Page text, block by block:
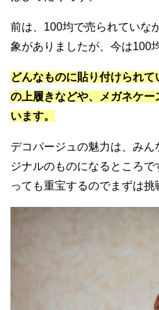
前は、100均で売られていな
象がありましたが、今は100
どんなものに貼り付けられ
の上履きなどや、メガネケ
います。
デコパージュの魅力は、み
ジナルのものになるところ
っても重宝するのでまずは挑